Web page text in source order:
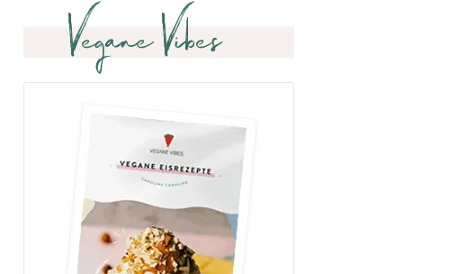
Vegane Vibes